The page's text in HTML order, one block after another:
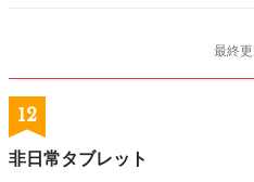
最終
12
非日常タブレット